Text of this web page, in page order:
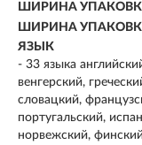
ШИРИНА
ШИРИНА
ЯЗЫК
- 33 языка
венгерский,
словацкий,
португальский,
норвежский,